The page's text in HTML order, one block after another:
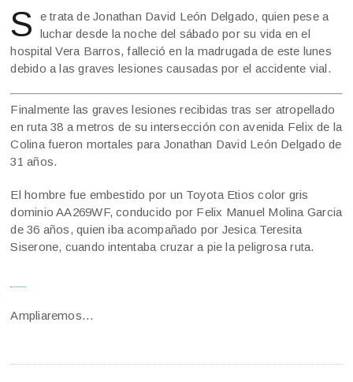
S
e trata de Jonathan David León Delgado, quien pese a
luchar desde la noche del sábado por su vida en el
hospital Vera Barros, falleció en la madrugada de este lunes
debido a las graves lesiones causadas por el accidente vial.
Finalmente las graves lesiones recibidas tras ser atropellado
en ruta 38 a metros de su intersección con avenida Felix de la
Colina fueron mortales para Jonathan David León Delgado de
31 años.
El hombre fue embestido por un Toyota Etios color gris
dominio AA269WF, conducido por Felix Manuel Molina Garcia
de 36 años, quien iba acompañado por Jesica Teresita
Siserone, cuando intentaba cruzar a pie la peligrosa ruta.
Ampliaremos…